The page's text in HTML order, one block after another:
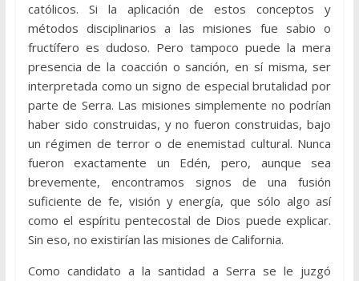
católicos. Si la aplicación de estos conceptos y
métodos disciplinarios a las misiones fue sabio o
fructífero es dudoso. Pero tampoco puede la mera
presencia de la coacción o sanción, en sí misma, ser
interpretada como un signo de especial brutalidad por
parte de Serra. Las misiones simplemente no podrían
haber sido construidas, y no fueron construidas, bajo
un régimen de terror o de enemistad cultural. Nunca
fueron exactamente un Edén, pero, aunque sea
brevemente, encontramos signos de una fusión
suficiente de fe, visión y energía, que sólo algo así
como el espíritu pentecostal de Dios puede explicar.
Sin eso, no existirían las misiones de California.
Como candidato a la santidad a Serra se le juzgó